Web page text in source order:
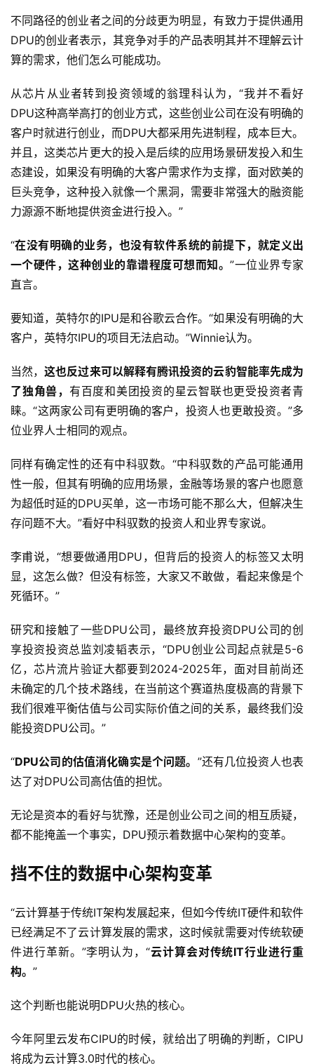
不同路径的创业者之间的分歧更为明显，有致力于提供通用
DPU的创业者表示，其竞争对手的产品表明其并不理解云计
算的需求，他们怎么可能成功。
从芯片从业者转到投资领域的翁理科认为，“我并不看好
DPU这种高举高打的创业方式，这些创业公司在没有明确的
客户时就进行创业，而DPU大都采用先进制程，成本巨大。
并且，这类芯片更大的投入是后续的应用场景研发投入和生
态建设，如果没有明确的大客户需求作为支撑，面对欧美的
巨头竞争，这种投入就像一个黑洞，需要非常强大的融资能
力源源不断地提供资金进行投入。”
“在没有明确的业务，也没有软件系统的前提下，就定义出
一个硬件，这种创业的靠谱程度可想而知。”一位业界专家
直言。
要知道，英特尔的IPU是和谷歌云合作。“如果没有明确的大
客户，英特尔IPU的项目无法启动。”Winnie认为。
当然，这也反过来可以解释有腾讯投资的云豹智能率先成为
了独角兽， 有百度和美团投资的星云智联也更受投资者青
睐。“这两家公司有更明确的客户，投资人也更敢投资。”多
位业界人士相同的观点。
同样有确定性的还有中科驭数。“中科驭数的产品可能通用
性一般，但其有明确的应用场景，金融等场景的客户也愿意
为超低时延的DPU买单，这一市场可能不那么大，但解决生
存问题不大。”看好中科驭数的投资人和业界专家说。
李甫说，“想要做通用DPU，但背后的投资人的标签又太明
显，这怎么做？但没有标签，大家又不敢做，看起来像是个
死循环。”
研究和接触了一些DPU公司，最终放弃投资DPU公司的创
享投资投资总监刘凌韬表示，“DPU创业公司起点就是5-6
亿，芯片流片验证大都要到2024-2025年，面对目前尚还
未确定的几个技术路线，在当前这个赛道热度极高的背景下
我们很难平衡估值与公司实际价值之间的关系，最终我们没
能投资DPU公司。”
“DPU公司的估值消化确实是个问题。 ”还有几位投资人也表
达了对DPU公司高估值的担忧。
无论是资本的看好与犹豫，还是创业公司之间的相互质疑，
都不能掩盖一个事实，DPU预示着数据中心架构的变革。
挡不住的数据中心架构变革
“云计算基于传统IT架构发展起来，但如今传统IT硬件和软件
已经满足不了云计算发展的需求，这时候就需要对传统软硬
件进行革新。”李明认为，“云计算会对传统IT行业进行重
构。 ”
这个判断也能说明DPU火热的核心。
今年阿里云发布CIPU的时候，就给出了明确的判断，CIPU
将成为云计算3.0时代的核心。